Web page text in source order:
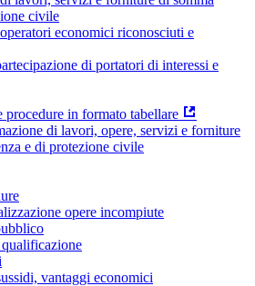
civile
economici riconosciuti e
di portatori di interessi e
in formato tabellare
di lavori, opere, servizi e forniture
e di protezione civile
opere incompiute
vantaggi economici